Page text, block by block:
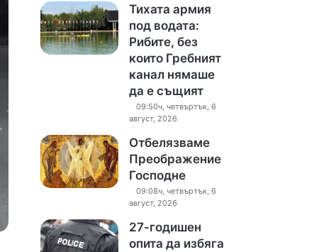
Тихата армия
под водата:
Рибите, без
които Гребният
канал нямаше
да е същият
09:50ч, четвъртък, 6
август, 2026
Отбелязваме
Преображение
Господне
09:08ч, четвъртък, 6
август, 2026
27-годишен
опита да избяга